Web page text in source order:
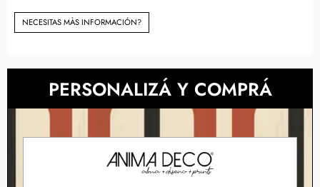
NECESITAS MÀS INFORMACIÓN?
PERSONALIZÁ Y COMPRÁ